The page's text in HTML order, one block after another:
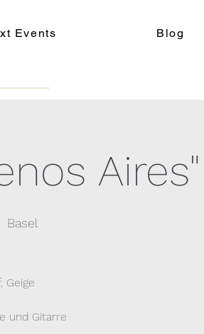
Events Blog
Aires"
Basel
Geige
und Gitarre